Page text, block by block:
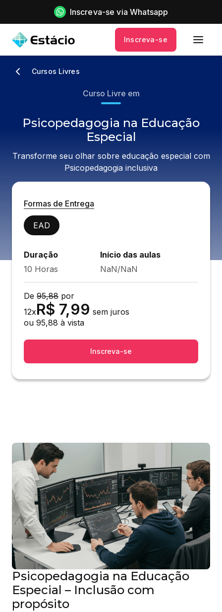
Inscreva-se via Whatsapp
Inscreva-se
Cursos Livres
Curso Livre em
Psicopedagogia na Educação
Especial
Transforme seu olhar sobre educação especial com
Psicopedagogia inclusiva
Formas de Entrega
EAD
Duração
10 Horas
Início das aulas
NaN/NaN
De 95,88 por
12xR$ 7,99 sem juros
ou 95,88 à vista
Inscreva-se
Psicopedagogia na Educação
Especial – Inclusão com
propósito